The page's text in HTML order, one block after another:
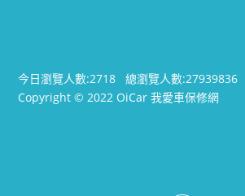
今日瀏覽人數:2718總瀏覽人數:27939836
Copyright © 2022 OiCar 我愛車保修網